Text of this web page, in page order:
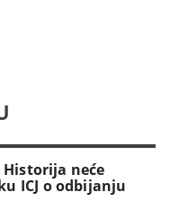
neće
ICJ o odbijanju